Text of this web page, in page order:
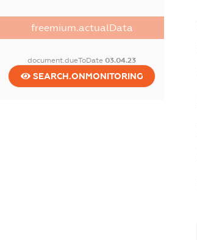
freemium.actualData
document.dueToDate03.04.23
SEARCH.ONMONITORING